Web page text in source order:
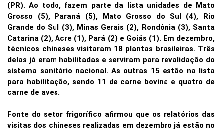
(PR). Ao todo, fazem parte da lista unidades de Mato
Grosso (5), Paraná (5), Mato Grosso do Sul (4), Rio
Grande do Sul (3), Minas Gerais (2), Rondônia (3), Santa
Catarina (2), Acre (1), Pará (2) e Goiás (1). Em dezembro,
técnicos chineses visitaram 18 plantas brasileiras. Três
delas já eram habilitadas e serviram para revalidação do
sistema sanitário nacional. As outras 15 estão na lista
para habilitação, sendo 11 de carne bovina e quatro de
carne de aves.
Fonte do setor frigorífico afirmou que os relatórios das
visitas dos chineses realizadas em dezembro já estão no